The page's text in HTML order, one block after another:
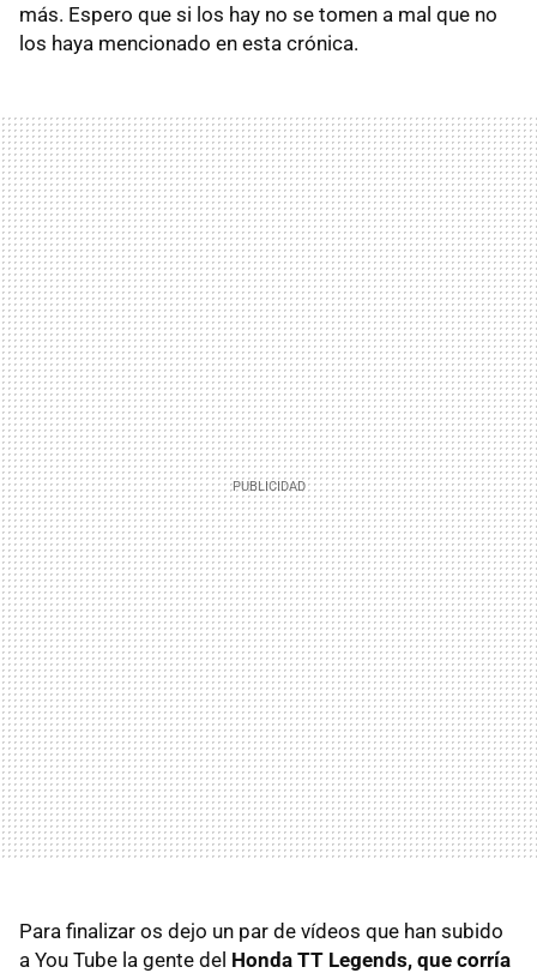
más. Espero que si los hay no se tomen a mal que no
los haya mencionado en esta crónica.
Para finalizar os dejo un par de vídeos que han subido
a You Tube la gente del Honda TT Legends, que corría